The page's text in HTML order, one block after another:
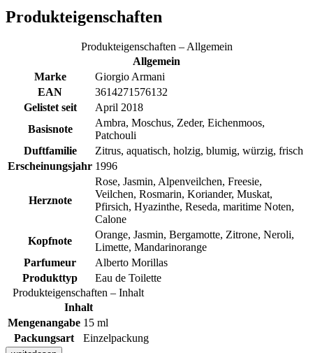
Produkteigenschaften
Produkteigenschaften – Allgemein
Allgemein
Marke
Giorgio Armani
EAN
3614271576132
Gelistet seit
April 2018
Basisnote
Ambra, Moschus, Zeder, Eichenmoos,
Patchouli
Duftfamilie
Zitrus, aquatisch, holzig, blumig, würzig, frisch
Erscheinungsjahr 1996
Herznote
Rose, Jasmin, Alpenveilchen, Freesie,
Veilchen, Rosmarin, Koriander, Muskat,
Pfirsich, Hyazinthe, Reseda, maritime Noten,
Calone
Kopfnote
Orange, Jasmin, Bergamotte, Zitrone, Neroli,
Limette, Mandarinorange
Parfumeur
Alberto Morillas
Produkttyp
Eau de Toilette
Produkteigenschaften – Inhalt
Inhalt
Mengenangabe 15 ml
Packungsart
Einzelpackung